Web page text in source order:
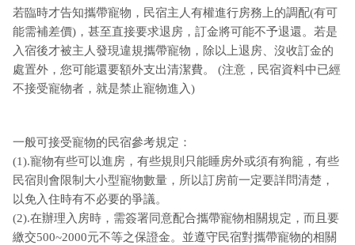
若臨時才告知攜帶寵物，民宿主人有權進行房務上的調配(有可
能需補差價)，甚至直接要求退房，訂金將可能不予退還。若是
入宿後才被主人發現違規攜帶寵物，除以上退房、沒收訂金的
處置外，您可能還要額外支出清潔費。 (注意，民宿資料中已經
不接受寵物者，就是禁止寵物進入)
一般可接受寵物的民宿參考規定：
(1).寵物有些可以進房，有些規則只能睡房外或須有狗籠，有些
民宿則會限制大小型寵物數量，所以訂房前一定要詳問清楚，
以免入住時有不必要的爭議。
(2).在辦理入房時，需簽署同意配合攜帶寵物相關規定，而且要
繳交500~2000元不等之保證金。並遵守民宿對攜帶寵物的相關